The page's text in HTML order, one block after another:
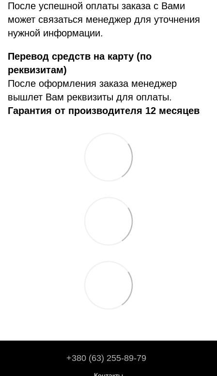
После успешной оплаты заказа с Вами
может связаться менеджер для уточнения
нужной информации.
Перевод средств на карту (по
реквизитам)
После оформления заказа менеджер
вышлет Вам реквизиты для оплаты.
Гарантия от производителя 12 месяцев
+380 (63) 255-89-79